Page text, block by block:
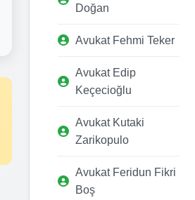
Doğan
Avukat Fehmi Teker
Avukat Edip
Keçecioğlu
Avukat Kutaki
Zarikopulo
Avukat Feridun Fikri
Boş